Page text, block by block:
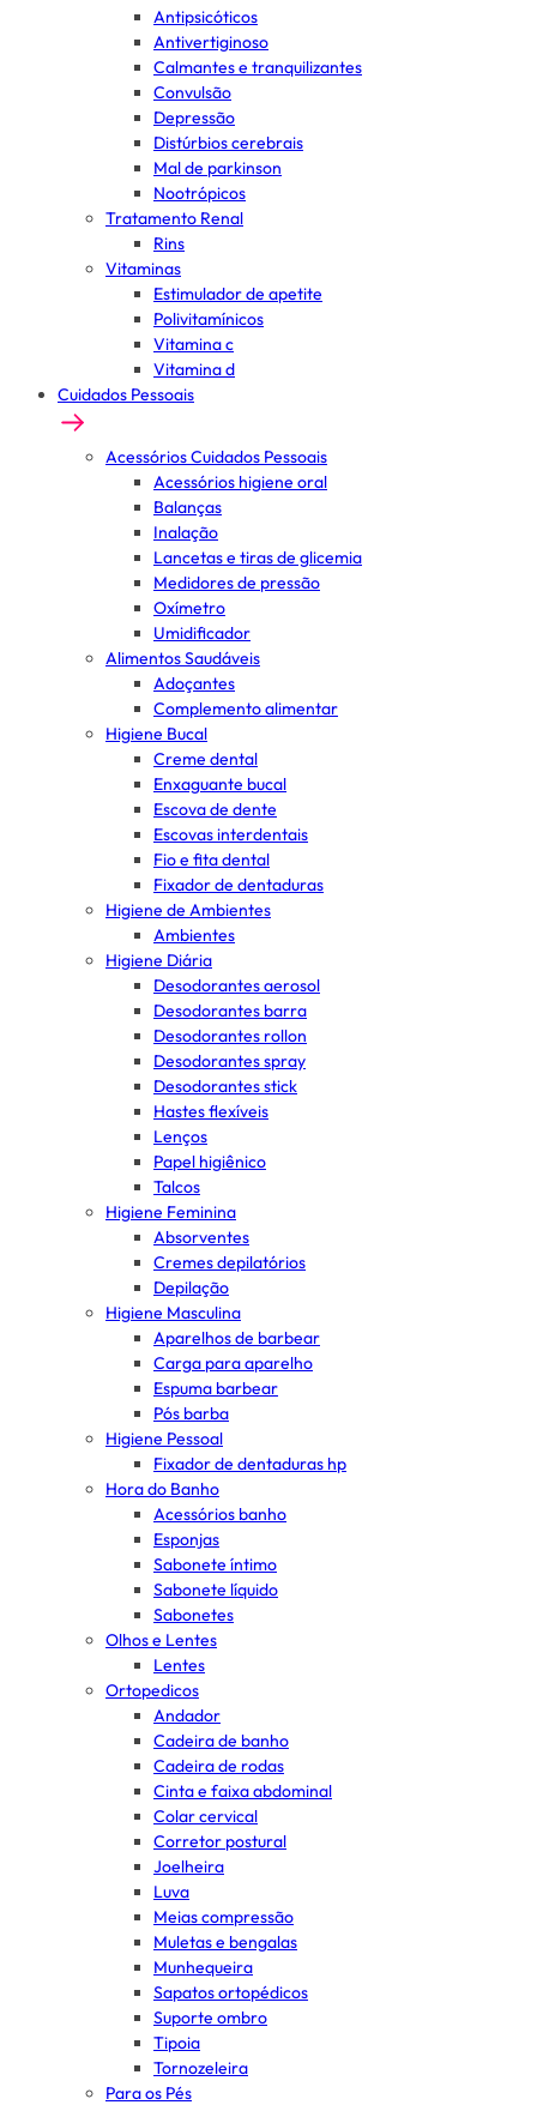
Antipsicóticos
Antivertiginoso
Calmantes e tranquilizantes
Convulsão
Depressão
Distúrbios cerebrais
Mal de parkinson
Nootrópicos
Tratamento Renal
Rins
Vitaminas
Estimulador de apetite
Polivitamínicos
Vitamina c
Vitamina d
Cuidados Pessoais
Acessórios Cuidados Pessoais
Acessórios higiene oral
Balanças
Inalação
Lancetas e tiras de glicemia
Medidores de pressão
Oxímetro
Umidificador
Alimentos Saudáveis
Adoçantes
Complemento alimentar
Higiene Bucal
Creme dental
Enxaguante bucal
Escova de dente
Escovas interdentais
Fio e fita dental
Fixador de dentaduras
Higiene de Ambientes
Ambientes
Higiene Diária
Desodorantes aerosol
Desodorantes barra
Desodorantes rollon
Desodorantes spray
Desodorantes stick
Hastes flexíveis
Lenços
Papel higiênico
Talcos
Higiene Feminina
Absorventes
Cremes depilatórios
Depilação
Higiene Masculina
Aparelhos de barbear
Carga para aparelho
Espuma barbear
Pós barba
Higiene Pessoal
Fixador de dentaduras hp
Hora do Banho
Acessórios banho
Esponjas
Sabonete íntimo
Sabonete líquido
Sabonetes
Olhos e Lentes
Lentes
Ortopedicos
Andador
Cadeira de banho
Cadeira de rodas
Cinta e faixa abdominal
Colar cervical
Corretor postural
Joelheira
Luva
Meias compressão
Muletas e bengalas
Munhequeira
Sapatos ortopédicos
Suporte ombro
Tipoia
Tornozeleira
Para os Pés